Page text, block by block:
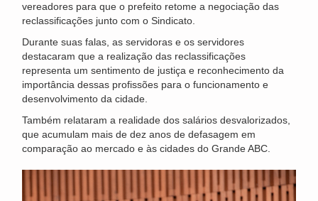
vereadores para que o prefeito retome a negociação das
reclassificações junto com o Sindicato.
Durante suas falas, as servidoras e os servidores
destacaram que a realização das reclassificações
representa um sentimento de justiça e reconhecimento da
importância dessas profissões para o funcionamento e
desenvolvimento da cidade.
Também relataram a realidade dos salários desvalorizados,
que acumulam mais de dez anos de defasagem em
comparação ao mercado e às cidades do Grande ABC.